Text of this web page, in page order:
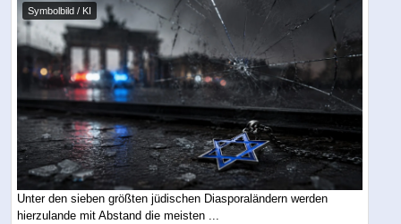
Symbolbild / KI
Unter den sieben größten jüdischen Diasporaländern werden
hierzulande mit Abstand die meisten ...